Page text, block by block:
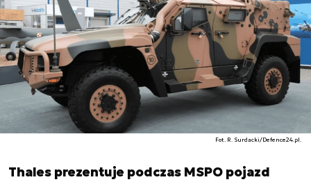
Fot. R. Surdacki/Defence24.pl.
Thales prezentuje podczas MSPO pojazd